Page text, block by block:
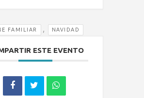
FAMILIAR , NAVIDAD
ESTE EVENTO